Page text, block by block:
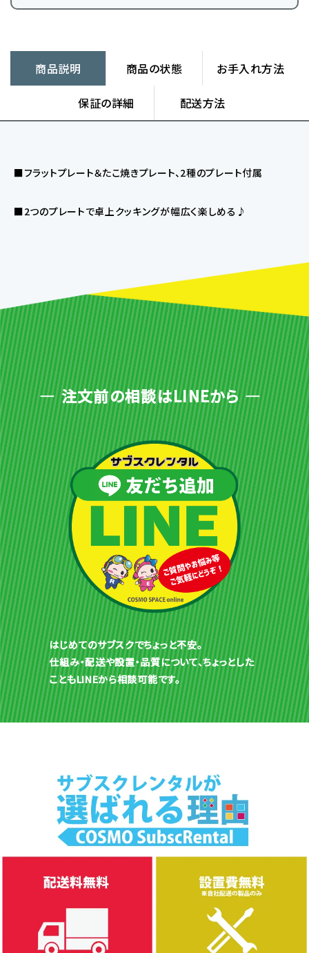
商品説明 商品の状態 お手入れ方法
保証の詳細 配送方法
■フラットプレート＆たこ焼きプレート、2種のプレート付属
■2つのプレートで卓上クッキングが幅広く楽しめる♪
注文前の相談はLINEから
はじめてのサブスクでちょっと不安。
仕組み・配送や設置・品質について、ちょっとした
こともLINEから相談可能です。